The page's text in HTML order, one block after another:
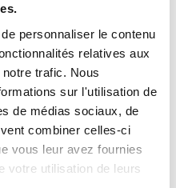
personnaliser le contenu
relatives aux
trafic. Nous
sur l'utilisation de
de médias sociaux, de
combiner celles-ci
vous leur avez fournies
votre utilisation de leurs
National
Cliniciens
Société
Sexologie
Paris.